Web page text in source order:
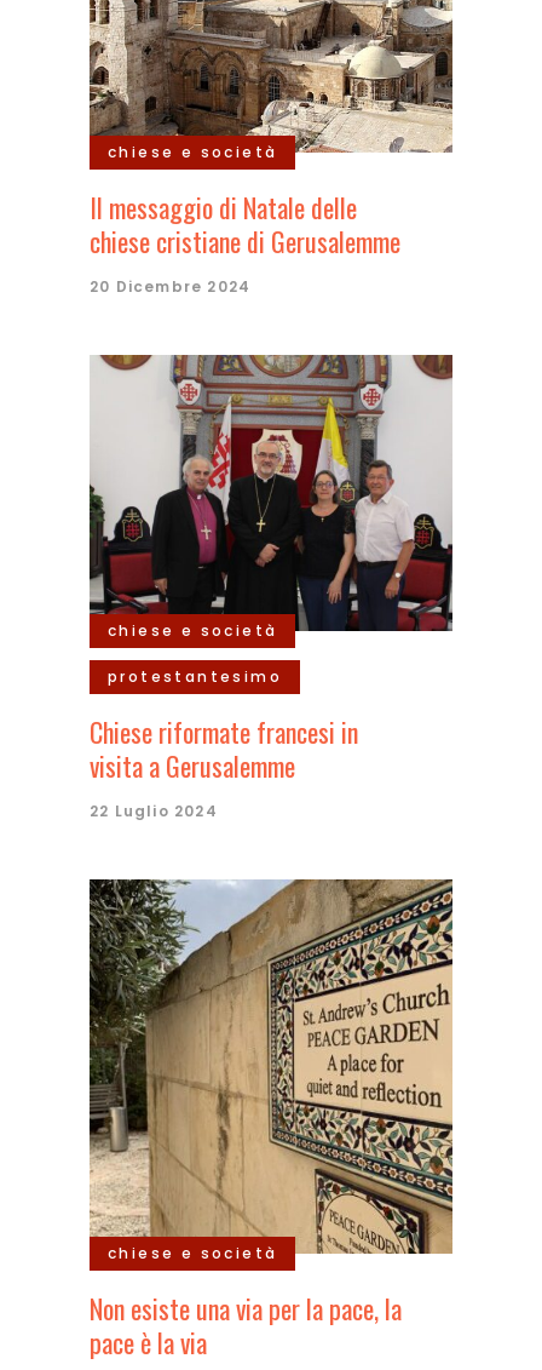
chiese e società
Il messaggio di Natale delle
chiese cristiane di Gerusalemme
20 Dicembre 2024
chiese e società
protestantesimo
Chiese riformate francesi in
visita a Gerusalemme
22 Luglio 2024
chiese e società
Non esiste una via per la pace, la
pace è la via